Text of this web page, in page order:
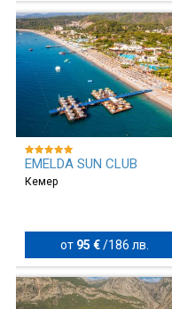
EMELDA SUN CLUB
Кемер
от 95 € / 186 лв.